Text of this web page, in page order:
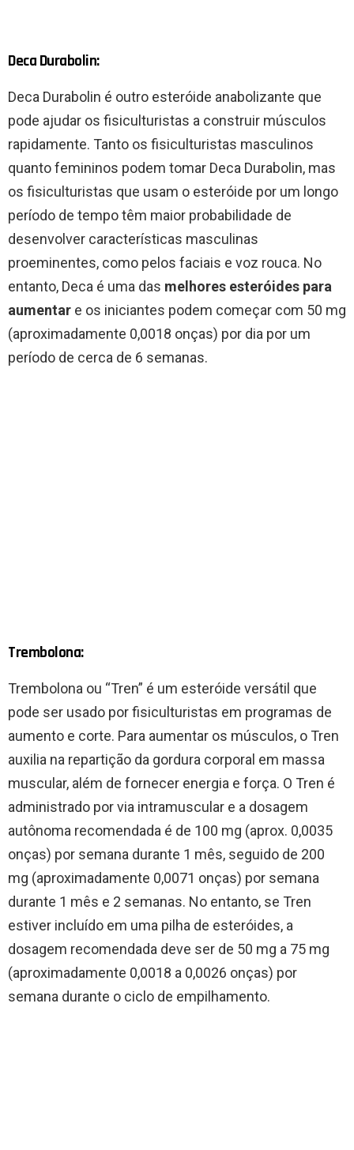
Deca Durabolin:
Deca Durabolin é outro esteróide anabolizante que
pode ajudar os fisiculturistas a construir músculos
rapidamente. Tanto os fisiculturistas masculinos
quanto femininos podem tomar Deca Durabolin, mas
os fisiculturistas que usam o esteróide por um longo
período de tempo têm maior probabilidade de
desenvolver características masculinas
proeminentes, como pelos faciais e voz rouca. No
entanto, Deca é uma das melhores esteróides para
aumentar e os iniciantes podem começar com 50 mg
(aproximadamente 0,0018 onças) por dia por um
período de cerca de 6 semanas.
Trembolona:
Trembolona ou “Tren” é um esteróide versátil que
pode ser usado por fisiculturistas em programas de
aumento e corte. Para aumentar os músculos, o Tren
auxilia na repartição da gordura corporal em massa
muscular, além de fornecer energia e força. O Tren é
administrado por via intramuscular e a dosagem
autônoma recomendada é de 100 mg (aprox. 0,0035
onças) por semana durante 1 mês, seguido de 200
mg (aproximadamente 0,0071 onças) por semana
durante 1 mês e 2 semanas. No entanto, se Tren
estiver incluído em uma pilha de esteróides, a
dosagem recomendada deve ser de 50 mg a 75 mg
(aproximadamente 0,0018 a 0,0026 onças) por
semana durante o ciclo de empilhamento.